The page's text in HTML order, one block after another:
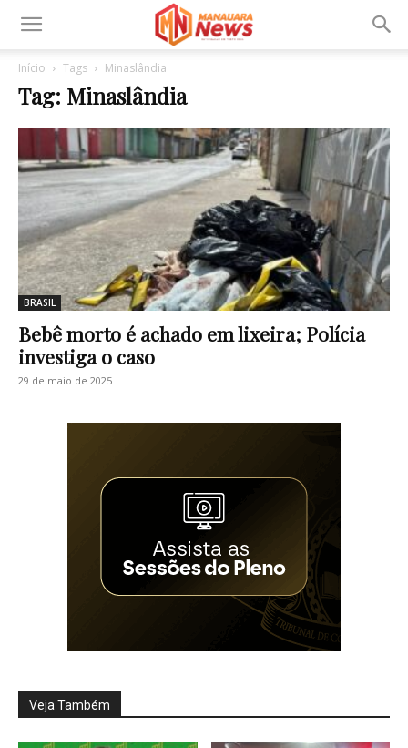
Início Tags Minaslândia
Tag: Minaslândia
BRASIL
Bebê morto é achado em lixeira; Polícia
investiga o caso
29 de maio de 2025
Veja Também